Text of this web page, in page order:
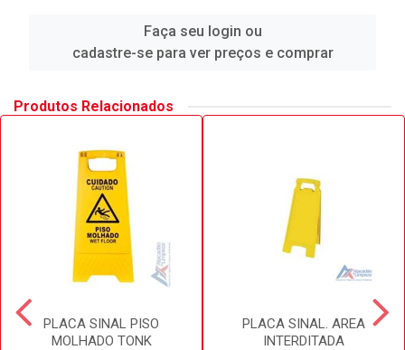
Faça seu login ou
cadastre-se para ver preços e comprar
Produtos Relacionados
PLACA SINAL PISO
MOLHADO TONK
PLACA SINAL. AREA
INTERDITADA